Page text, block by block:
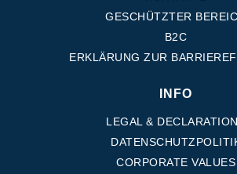
Cartridgeventile
Servosteuerungen
Lüfter Steuerungssystem Fan Drive
Wärmetauscher
GESCHÜTZTER
B2C
ERKLÄRUNG ZUR
INFO
LEGAL &
CORPORATE VALUES